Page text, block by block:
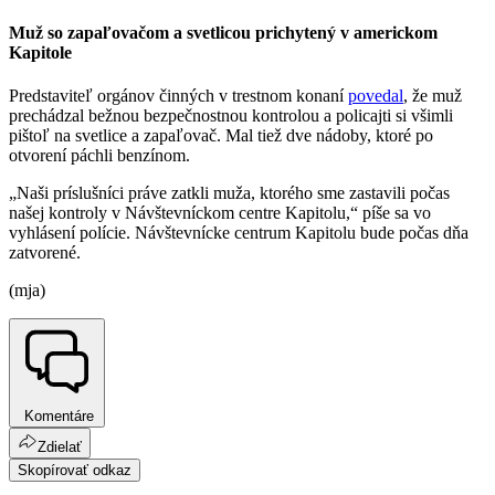
Muž so zapaľovačom a svetlicou prichytený v americkom
Kapitole
Predstaviteľ orgánov činných v trestnom konanípovedal, že muž
prechádzal bežnou bezpečnostnou kontrolou a policajti si všimli
pištoľ na svetlice a zapaľovač. Mal tiež dve nádoby, ktoré po
otvorení páchli benzínom.
„Naši príslušníci práve zatkli muža, ktorého sme zastavili počas
našej kontroly v Návštevníckom centre Kapitolu,“ píše sa vo
vyhlásení polície. Návštevnícke centrum Kapitolu bude počas dňa
zatvorené.
(mja)
Komentáre
Zdielať
Skopírovať odkaz